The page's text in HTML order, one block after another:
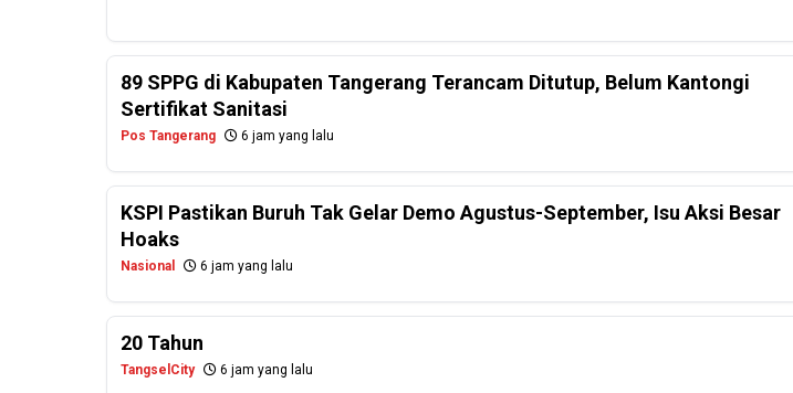
89 SPPG di Kabupaten Tangerang Terancam Ditutup, Belum Kantongi
Sertifikat Sanitasi
Pos Tangerang 6 jam yang lalu
KSPI Pastikan Buruh Tak Gelar Demo Agustus-September, Isu Aksi Besar
Hoaks
Nasional 6 jam yang lalu
20 Tahun
TangselCity 6 jam yang lalu